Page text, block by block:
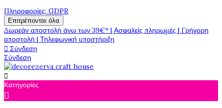
Πληροφορίες: GDPR
Επιτρέπονται όλα
Δωρεάν αποστολή άνω των 39€* | Ασφαλείς πληρωμές | Γρήγορη
αποστολή | Τηλεφωνική υποστήριξη
 Σύνδεση
Σύνδεση

Κατηγορίες
